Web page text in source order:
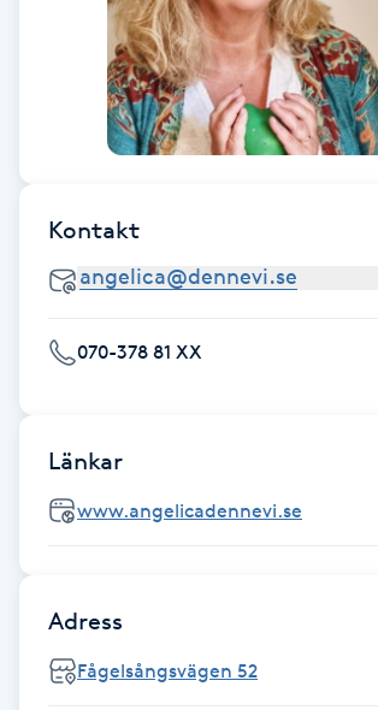
Extensions borttagning
Fettreducering
Fibromassage
Fotmassage
Kontakt
070-378 81 XX
Länkar
www.angelicadennevi.se
Adress
Fågelsångsvägen 52